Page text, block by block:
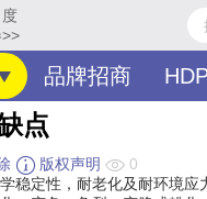
品牌招商
点
版权声明
0
稳定性，耐老化及耐环境